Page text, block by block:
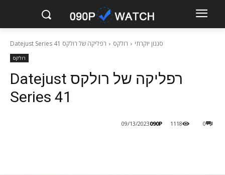
סגנון יוקרתי רולקס רפליקה של רולקס Datejust Series 41
רולקס
רפליקה של רולקס Datejust
Series 41
090P
09/13/2023 0
1118